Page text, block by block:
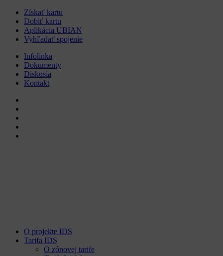
Získať kartu
Dobiť kartu
Aplikácia UBIAN
Vyhľadať spojenie
Infolinka
Dokumenty
Diskusia
Kontakt
O projekte IDS
Tarifa IDS
O zónovej tarife